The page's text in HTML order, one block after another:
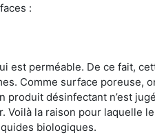
:
est perméable. De ce fait,
Comme surface
produit désinfectant n’est
Voilà la raison pour
biologiques.